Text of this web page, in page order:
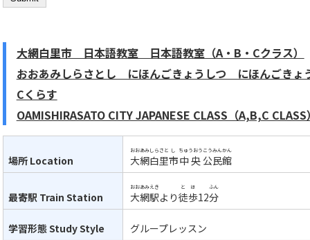
大網白里市 日本語教室 日本語教室（A・B・Cクラス）
おおあみしらさとし にほんごきょうしつ にほんごきょ
Cくらす
OAMISHIRASATO CITY JAPANESE CLASS（A,B,C CLASS）
場所 Location 大網白里
おおあみしらさと
市
し
中央
ちゅうおう
公民館
こうみんかん
最寄駅 Train Station 大網
おおあみ
駅
えき
より徒歩
とほ
12分
ふん
学習形態Study Style グループレッスン